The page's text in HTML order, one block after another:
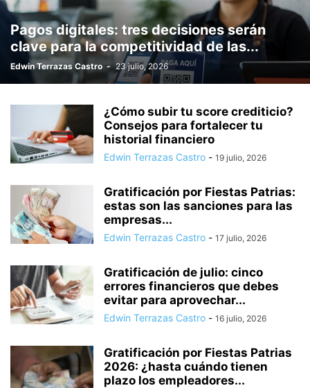
Pagos digitales: tres decisiones serán
clave para la competitividad de las...
Edwin Terrazas Castro - 23 julio, 2026
¿Cómo subir tu score crediticio?
Consejos para fortalecer tu
historial financiero
Edwin Terrazas Castro - 19 julio, 2026
Gratificación por Fiestas Patrias:
estas son las sanciones para las
empresas...
Edwin Terrazas Castro - 17 julio, 2026
Gratificación de julio: cinco
errores financieros que debes
evitar para aprovechar...
Edwin Terrazas Castro - 16 julio, 2026
Gratificación por Fiestas Patrias
2026: ¿hasta cuándo tienen
plazo los empleadores...